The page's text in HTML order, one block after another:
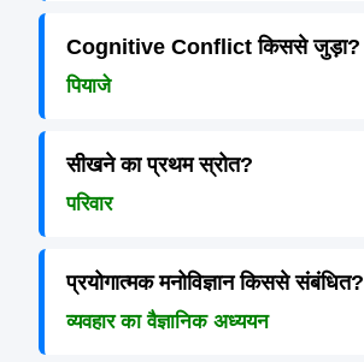
Cognitive Conflict किससे जुड़ा?
पियाजे
सीखने का प्रथम स्रोत?
परिवार
प्रयोगात्मक मनोविज्ञान किससे संबंधित?
व्यवहार का वैज्ञानिक अध्ययन